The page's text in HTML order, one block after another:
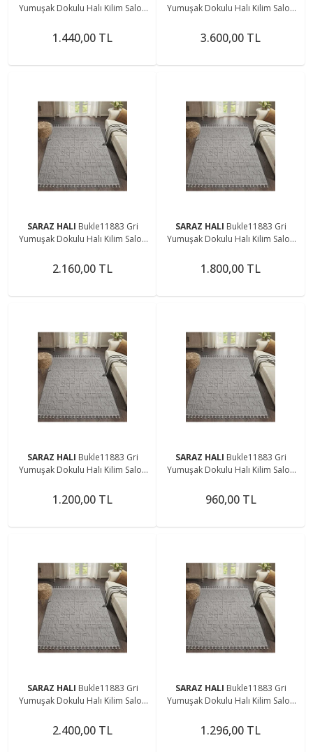
Yumuşak Dokulu Halı Kilim Salon
Dokuma Makine Halısı
1.440,00 TL
Yumuşak Dokulu Halı Kilim Salon
Dokuma Makine Halısı
3.600,00 TL
SARAZ HALI Bukle11883 Gri
Yumuşak Dokulu Halı Kilim Salon
Dokuma Makine Halısı
2.160,00 TL
SARAZ HALI Bukle11883 Gri
Yumuşak Dokulu Halı Kilim Salon
Dokuma Makine Halısı
1.800,00 TL
SARAZ HALI Bukle11883 Gri
Yumuşak Dokulu Halı Kilim Salon
Dokuma Makine Halısı
1.200,00 TL
SARAZ HALI Bukle11883 Gri
Yumuşak Dokulu Halı Kilim Salon
Dokuma Makine Halısı
960,00 TL
SARAZ HALI Bukle11883 Gri
Yumuşak Dokulu Halı Kilim Salon
Dokuma Makine Halısı
2.400,00 TL
SARAZ HALI Bukle11883 Gri
Yumuşak Dokulu Halı Kilim Salon
Dokuma Makine Halısı
1.296,00 TL